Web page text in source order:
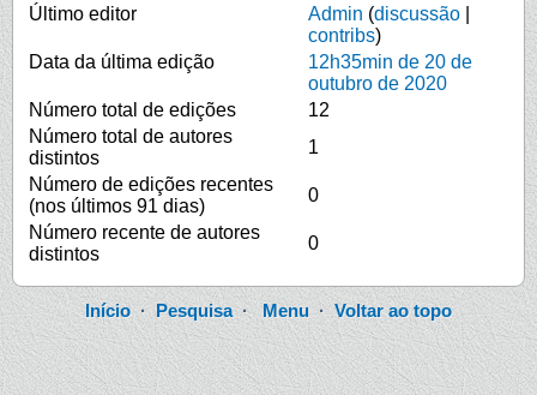
Último editor
Admin (discussão
contribs)
Data da última edição
12h35min de 20 de
outubro de 2020
Número total de edições
12
Número total de autores
distintos
1
Número de edições recentes
(nos últimos 91 dias)
0
Número recente de autores
distintos
0
Início·Pesquisa·Menu ·Voltar ao topo